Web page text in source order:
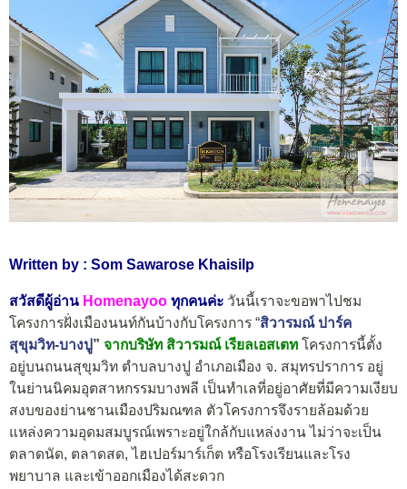
Written by : Som Sawarose Khaisilp
สวัสดีผู้อ่าน Homenayoo ทุกคนค่ะ วันนี้เราจะขอพาไปชม
โครงการฝั่งเมืองนนท์กันบ้างกับโครงการ “สิวารมณ์ ปาร์ค
สุขุมวิท-บางปู” จากบริษัท สิวารมณ์ เรียลเอสเตท โครงการนี้ตั้ง
อยู่บนถนนสุขุมวิท ตำบลบางปู อำเภอเมือง จ. สมุทรปราการ อยู่
ในย่านนิคมอุตสาหกรรมบางพลี เป็นทำเลที่อยู่อาศัยที่มีความเงียบ
สงบของย่านชานเมืองปริมณฑล ตัวโครงการจึงรายล้อมด้วย
แหล่งความอุดมสมบูรณ์เพราะอยู่ใกล้กับแหล่งงาน ไม่ว่าจะเป็น
ตลาดนัด, ตลาดสด, ไฮเปอร์มาร์เก็ต หรือโรงเรียนและโรง
พยาบาล และเข้าออกเมืองได้สะดวก